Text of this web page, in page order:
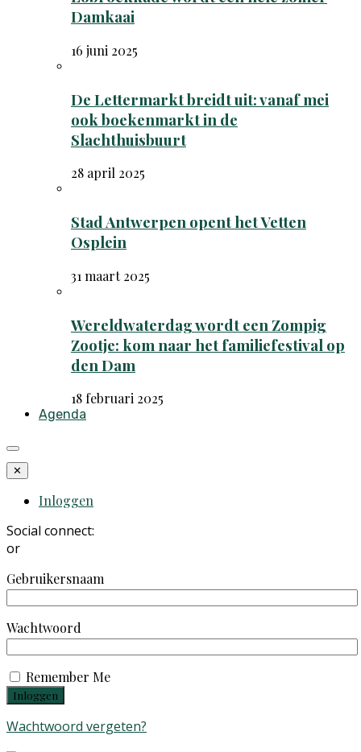
Damkaai
16 juni 2025
De Lettermarkt breidt uit: vanaf mei
ook boekenmarkt in de
Slachthuisbuurt
28 april 2025
Stad Antwerpen opent het Vetten
Osplein
31 maart 2025
Wereldwaterdag wordt een Zompig
Zootje: kom naar het familiefestival op
den Dam
18 februari 2025
Agenda
✕
Inloggen
Social connect:
or
Gebruikersnaam
Wachtwoord
Remember Me
Wachtwoord vergeten?